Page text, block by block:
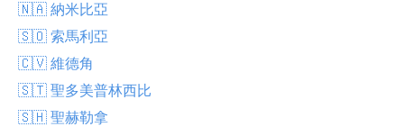
🇳🇦 納米比亞
🇸🇴 索馬利亞
🇨🇻 維德角
🇸🇹 聖多美普林西比
🇸🇭 聖赫勒拿